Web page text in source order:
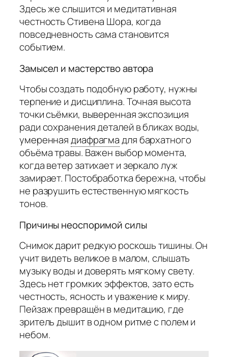
Здесь же слышится и медитативная
честность Стивена Шора, когда
повседневность сама становится
событием.
Замысел и мастерство автора
Чтобы создать подобную работу, нужны
терпение и дисциплина. Точная высота
точки съёмки, выверенная экспозиция
ради сохранения деталей в бликах воды,
умереннаядиафрагмадля бархатного
объёма травы. Важен выбор момента,
когда ветер затихает и зеркало луж
замирает. Постобработка бережна, чтобы
не разрушить естественную мягкость
тонов.
Причины неоспоримой силы
Снимок дарит редкую роскошь тишины. Он
учит видеть великое в малом, слышать
музыку воды и доверять мягкому свету.
Здесь нет громких эффектов, зато есть
честность, ясность и уважение к миру.
Пейзаж превращён в медитацию, где
зритель дышит в одном ритме с полем и
небом.